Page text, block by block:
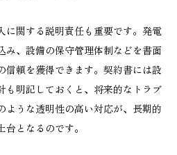
に関する説明責任も重要です。発電
み、設備の保守管理体制などを書面
信頼を獲得できます。契約書には設
も明記しておくと、将来的なトラブ
ような透明性の高い対応が、長期的
となるのです。